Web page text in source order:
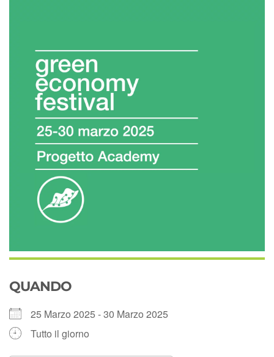
QUANDO
25 Marzo 2025 - 30 Marzo 2025
Tutto il giorno